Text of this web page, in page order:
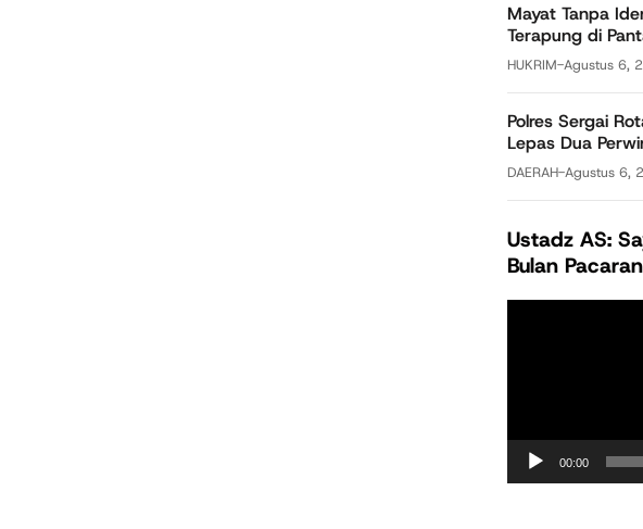
Mayat Tanpa
Terapung di
HUKRIM-Agustus 6,
Polres Sergai
Lepas Dua
DAERAH-Agustus 6,
Ustadz AS:
Bulan
00:00